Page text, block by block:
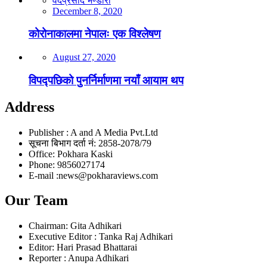
December 8, 2020
कोरोनाकालमा नेपालः एक विश्लेषण
August 27, 2020
विपद्पछिको पुनर्निर्माणमा नयाँ आयाम थप
Address
Publisher : A and A Media Pvt.Ltd
सूचना बिभाग दर्ता नं: 2858-2078/79
Office: Pokhara Kaski
Phone: 9856027174
E-mail :news@pokharaviews.com
Our Team
Chairman: Gita Adhikari
Executive Editor : Tanka Raj Adhikari
Editor: Hari Prasad Bhattarai
Reporter : Anupa Adhikari